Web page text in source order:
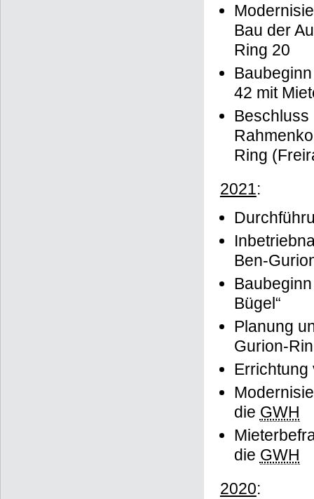
Bau der
Ring 20
42 mit
Beschluss
Ring
2021:
Ben-
Bügel“
Planung
Gurion-
Errichtung
die GWH
die GWH
2020: